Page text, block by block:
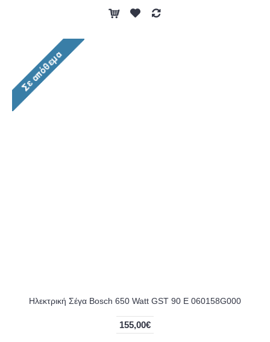
Ηλεκτρική Σέγα Bosch 650 Watt GST 90 E 060158G000
155,00€